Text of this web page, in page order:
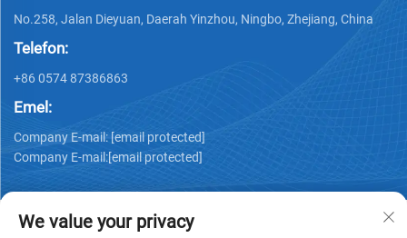
No.258, Jalan Dieyuan, Daerah Yinzhou, Ningbo, Zhejiang, China
Telefon:
+86 0574 87386863
Emel:
Company E-mail:[email protected]
Company E-mail:[email protected]
We value your privacy